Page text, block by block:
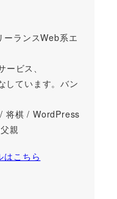
ーランスWeb系エ
ビス、
しています。バン
将棋 / WordPress
親
はこちら